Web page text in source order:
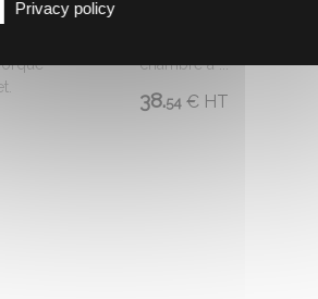
Roue gonflable de 400 x 8
chambre à ...
38.54 €HT
Privacy policy